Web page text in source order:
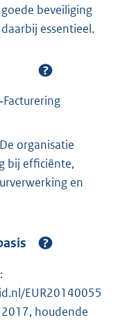
beveiliging
essentieel.
organisatie
bij efficiënte,
en
EUR20140055
houdende